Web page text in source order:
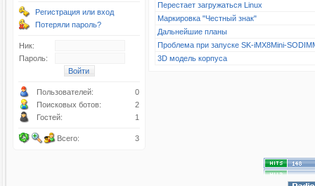
Регистрация или вход
Потеряли пароль?
Ник:
Пароль:
Пользователей:
0
Поисковых ботов:
2
Гостей:
1
Всего: 3
Перестает загружаться Linux
Маркировка "Честный знак"
Дальнейшие планы
Проблема при запуске SK-iMX8Mini-
3D модель корпуса